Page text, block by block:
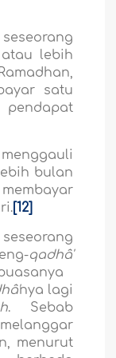
lebih
satu
bulan
[12]
qadhâ'
nya lagi
. Sebab
menurut